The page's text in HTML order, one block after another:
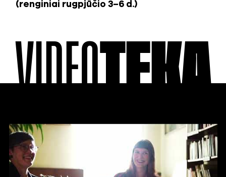
(renginiai rugpjūčio 3–6 d.)
VIDEOTEKA